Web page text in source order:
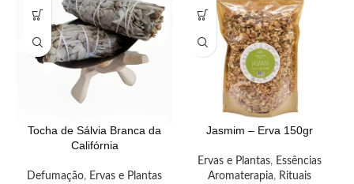
Tocha de Sálvia Branca da
Califórnia
Defumação, Ervas e Plantas
Jasmim – Erva 150gr
Ervas e Plantas, Essências
Aromaterapia, Rituais